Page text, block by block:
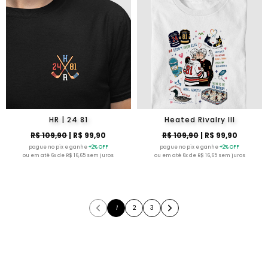
HR | 24 81
R$ 109,90| R$ 99,90
pague no pix e ganhe+2% OFF
ou em até 6x de R$ 16,65 sem juros
Heated Rivalry III
R$ 109,90| R$ 99,90
pague no pix e ganhe+2% OFF
ou em até 6x de R$ 16,65 sem juros
1 2 3